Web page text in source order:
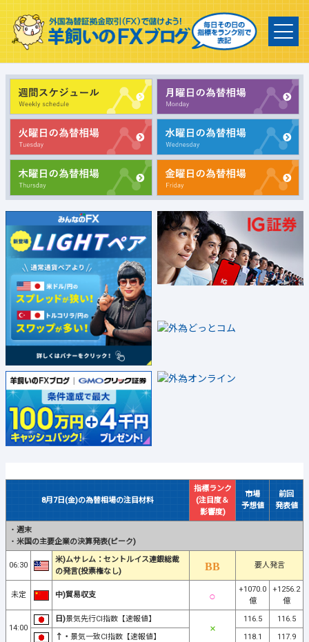
8月7日(金)の為替相場の注目材料
指標ランク
(注目度＆
影響度)
市場
予想値
前回
発表値
・ 週末
・ 米国の主要企業の決算発表(ピーク)
06:30
米)ムサレム：セントルイス連銀総裁
の発言(投票権なし)
要人発言
未定 中)貿易収支
+1070.0
億
+1256.2
億
14:00
日)景気先行CI指数【速報値】 116.5
116.5
↑・ 景気一致CI指数【速報値】 118.1 117.9